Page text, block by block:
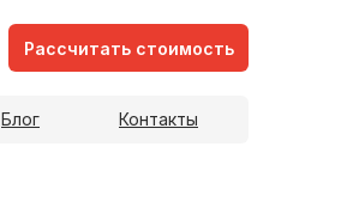
Блог Контакты
Рассчитать стоимость